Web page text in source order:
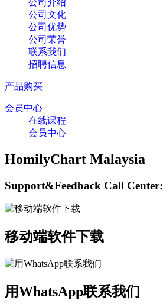
公司文化
公司优势
公司荣誉
联系我们
招聘信息
产品购买
会员中心
在线课程
会员中心
HomilyChart Malaysia
Support&Feedback Call Center:
移动端软件下载
用WhatsApp联系我们